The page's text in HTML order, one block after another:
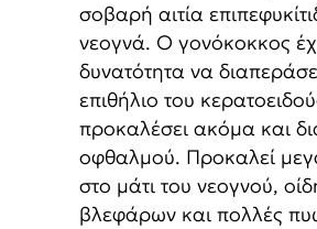
σοβαρή αιτία
νεογνά. Ο γονόκοκκος
δυνατότητα να
επιθήλιο του
προκαλέσει ακόμα και
οφθαλμού. Προκαλεί
στο μάτι του νεογνού,
βλεφάρων και πολλές